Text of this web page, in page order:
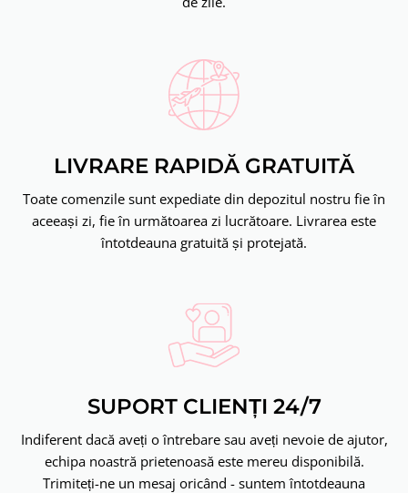
LIVRARE RAPIDĂ GRATUITĂ
Toate comenzile sunt expediate din depozitul nostru fie în
aceeași zi, fie în următoarea zi lucrătoare. Livrarea este
întotdeauna gratuită și protejată.
SUPORT CLIENȚI 24/7
Indiferent dacă aveți o întrebare sau aveți nevoie de ajutor,
echipa noastră prietenoasă este mereu disponibilă.
Trimiteți-ne un mesaj oricând - suntem întotdeauna